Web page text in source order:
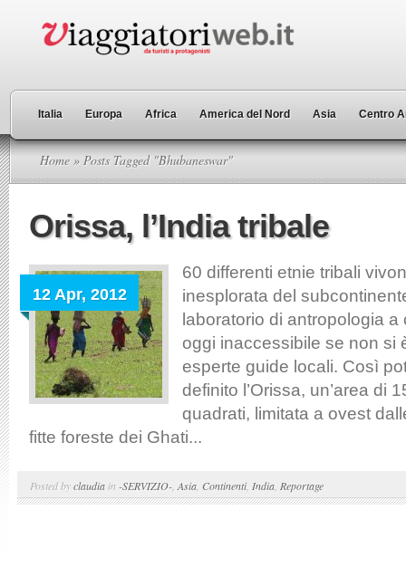
Italia Europa Africa America del Nord Asia Centro
Home » Posts Tagged "Bhubaneswar"
Orissa, l’India tribale
12 Apr, 2012
60 differenti etnie tribali
inesplorata del
laboratorio di antropologia
oggi inaccessibile se non si
esperte guide locali. Così
definito l’Orissa, un’area di
quadrati, limitata a ovest
fitte foreste dei Ghati...
Posted byclaudia in -SERVIZIO- Asia Continenti, India Reportage